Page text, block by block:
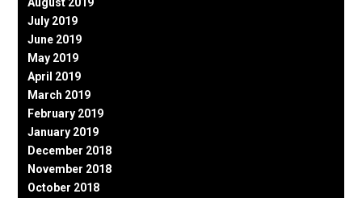
July 2019
June 2019
May 2019
April 2019
March 2019
February 2019
January 2019
December 2018
November 2018
October 2018